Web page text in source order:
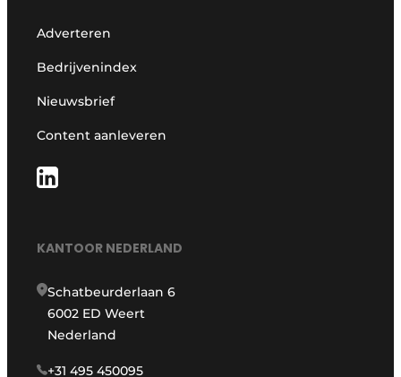
Adverteren
Bedrijvenindex
Nieuwsbrief
Content aanleveren
KANTOOR NEDERLAND
Schatbeurderlaan 6
6002 ED Weert
Nederland
+31 495 450095